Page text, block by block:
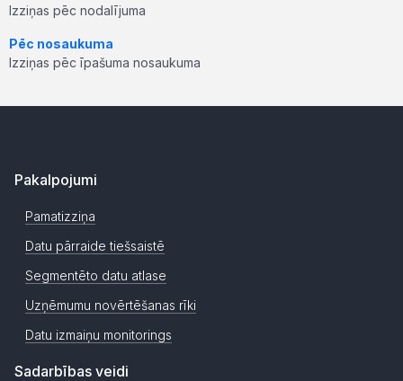
Izziņas pēc nodalījuma
Pēc nosaukuma
Izziņas pēc īpašuma nosaukuma
Pakalpojumi
Pamatizziņa
Datu pārraide tiešsaistē
Segmentēto datu atlase
Uzņēmumu novērtēšanas rīki
Datu izmaiņu monitorings
Sadarbības veidi